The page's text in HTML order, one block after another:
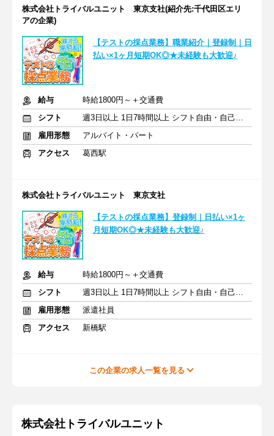
株式会社トライバルユニット 東京支社(紹介先:千代田区エリ
アの企業)
【テストの採点業務】職業紹介｜登録制｜日
払い×1ヶ月短期OK◎★未経験も大歓迎♪
給与
時給1800円～＋交通費
シフト
週3日以上 1日7時間以上 シフト自由・自己申告
雇用形態
アルバイト・パート
アクセス
葛西駅
株式会社トライバルユニット 東京支社
【テストの採点業務】登録制｜日払い×1ヶ
月短期OK◎★未経験も大歓迎♪
給与
時給1800円～＋交通費
シフト
週3日以上 1日7時間以上 シフト自由・自己申告
雇用形態
派遣社員
アクセス
新橋駅
この企業の求人一覧を見る
株式会社トライバルユニット